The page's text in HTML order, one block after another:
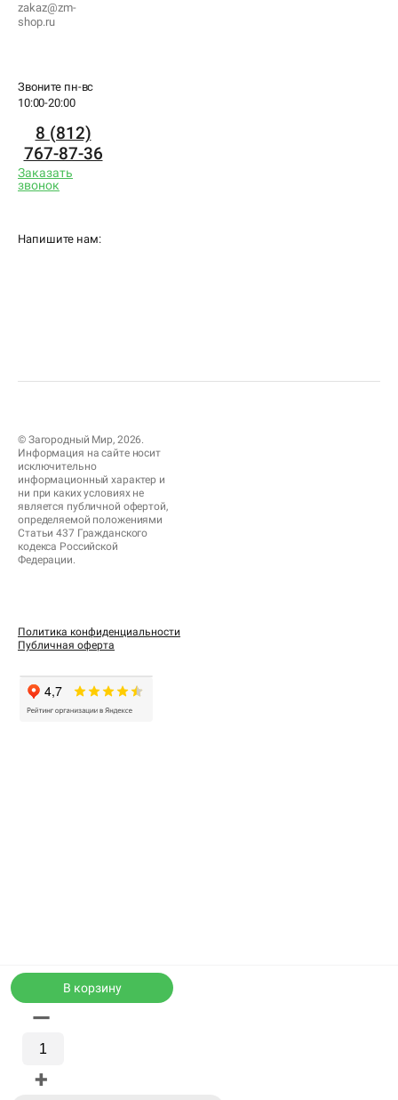
Каталог
В корзину
—
+
zakaz@zm-
shop.ru
Звоните пн-вс
10:00-20:00
8 (812)
767-87-36
Заказать
звонок
Напишите нам:
© Загородный Мир, 2026.
Информация на сайте носит
исключительно
информационный характер и
ни при каких условиях не
является публичной офертой,
определяемой положениями
Статьи 437 Гражданского
кодекса Российской
Федерации.
Политика конфиденциальности
Публичная оферта